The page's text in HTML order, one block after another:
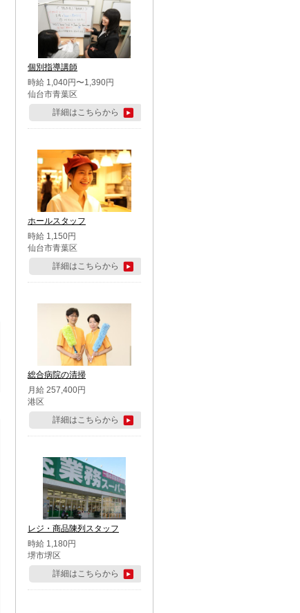
個別指導講師
時給 1,040円〜1,390円
仙台市青葉区
詳細はこちらから
ホールスタッフ
時給 1,150円
仙台市青葉区
詳細はこちらから
総合病院の清掃
月給 257,400円
港区
詳細はこちらから
レジ・商品陳列スタッフ
時給 1,180円
堺市堺区
詳細はこちらから